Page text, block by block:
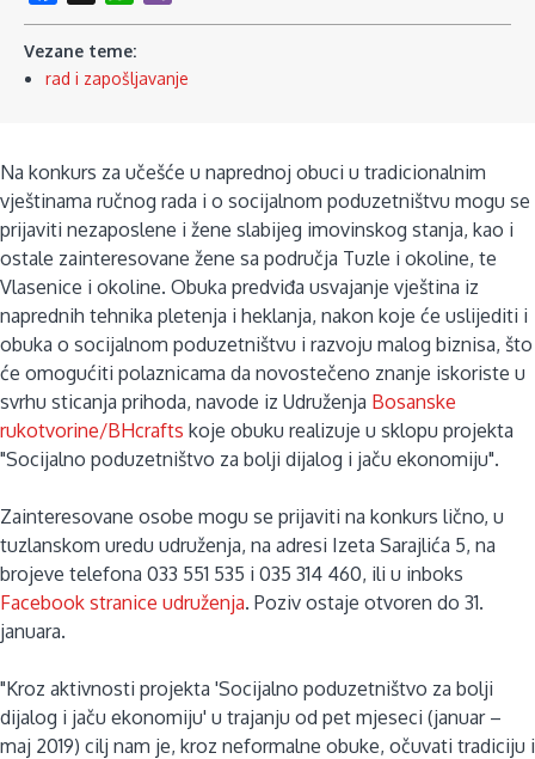
Vezane teme:
rad i zapošljavanje
Na konkurs za učešće u naprednoj obuci u tradicionalnim
vještinama ručnog rada i o socijalnom poduzetništvu mogu se
prijaviti nezaposlene i žene slabijeg imovinskog stanja, kao i
ostale zainteresovane žene sa područja Tuzle i okoline, te
Vlasenice i okoline. Obuka predviđa usvajanje vještina iz
naprednih tehnika pletenja i heklanja, nakon koje će uslijediti i
obuka o socijalnom poduzetništvu i razvoju malog biznisa, što
će omogućiti polaznicama da novostečeno znanje iskoriste u
svrhu sticanja prihoda, navode iz Udruženja Bosanske
rukotvorine/BHcrafts koje obuku realizuje u sklopu projekta
"Socijalno poduzetništvo za bolji dijalog i jaču ekonomiju".
Zainteresovane osobe mogu se prijaviti na konkurs lično, u
tuzlanskom uredu udruženja, na adresi Izeta Sarajlića 5, na
brojeve telefona 033 551 535 i 035 314 460, ili u inboks
Facebook stranice udruženja. Poziv ostaje otvoren do 31.
januara.
"Kroz aktivnosti projekta 'Socijalno poduzetništvo za bolji
dijalog i jaču ekonomiju' u trajanju od pet mjeseci (januar –
maj 2019) cilj nam je, kroz neformalne obuke, očuvati tradiciju i